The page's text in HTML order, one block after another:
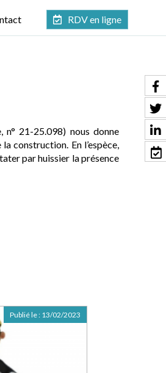
RDV en ligne
21-25.098) nous donne
construction. En l’espèce,
par huissier la présence
Publié le : 13/02/2023